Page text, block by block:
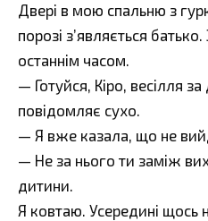
Двері в мою спальню з
порозі з’являється
останнім часом.
— Готуйся, Кіро, весілля
повідомляє сухо.
— Я вже казала, що не
— Не за нього ти заміж
дитини.
Я ковтаю. Усередині щось